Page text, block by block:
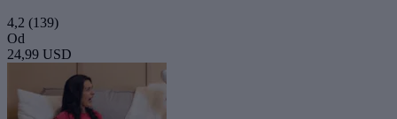
4,2 (139)
Od
24,99 USD